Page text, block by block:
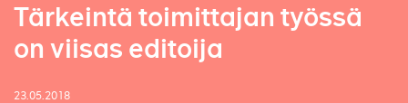
Tärkeintä toimittajan työssä
on viisas editoija
23.05.2018